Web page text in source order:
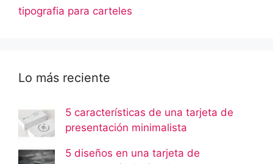
tipografia para carteles
Lo más reciente
5 características de una tarjeta de
presentación minimalista
5 diseños en una tarjeta de